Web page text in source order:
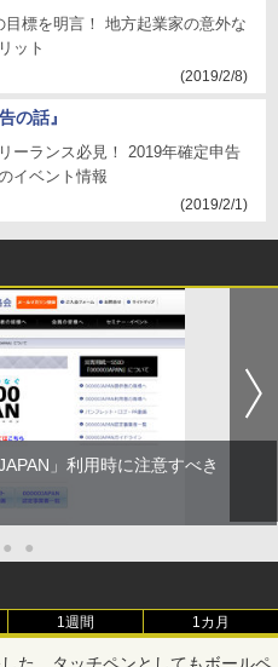
目標を明言！ 地方起業家の意外な
ット
(2019/2/8)
の話』
ーランス必見！ 2019年確定申告
イベント情報
(2019/2/1)
」利用時に注意すべき
● ●
1週間 1カ月